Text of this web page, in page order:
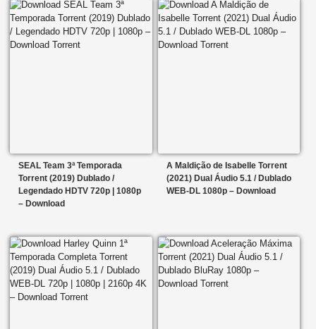
SEAL Team 3ª Temporada
Torrent (2019) Dublado /
Legendado HDTV 720p | 1080p
– Download
A Maldição de Isabelle Torrent
(2021) Dual Áudio 5.1 / Dublado
WEB-DL 1080p – Download